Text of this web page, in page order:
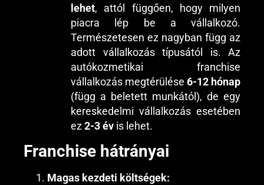
lehet, attól függően, hogy milyen
piacra lép be a vállalkozó.
Természetesen ez nagyban függ az
adott vállalkozás típusától is. Az
autókozmetikai franchise
vállalkozás megtérülése 6-12 hónap
(függ a beletett munkától), de egy
kereskedelmi vállalkozás esetében
ez2-3 év is lehet.
Franchise hátrányai
Magas kezdeti költségek: